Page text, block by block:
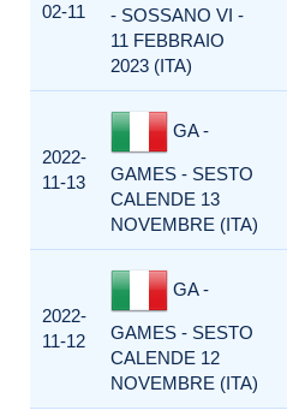
02-11
- SOSSANO VI -
11 FEBBRAIO
2023 (ITA)
2022-
11-13
GA -
GAMES - SESTO
CALENDE 13
NOVEMBRE (ITA)
2022-
11-12
GA -
GAMES - SESTO
CALENDE 12
NOVEMBRE (ITA)